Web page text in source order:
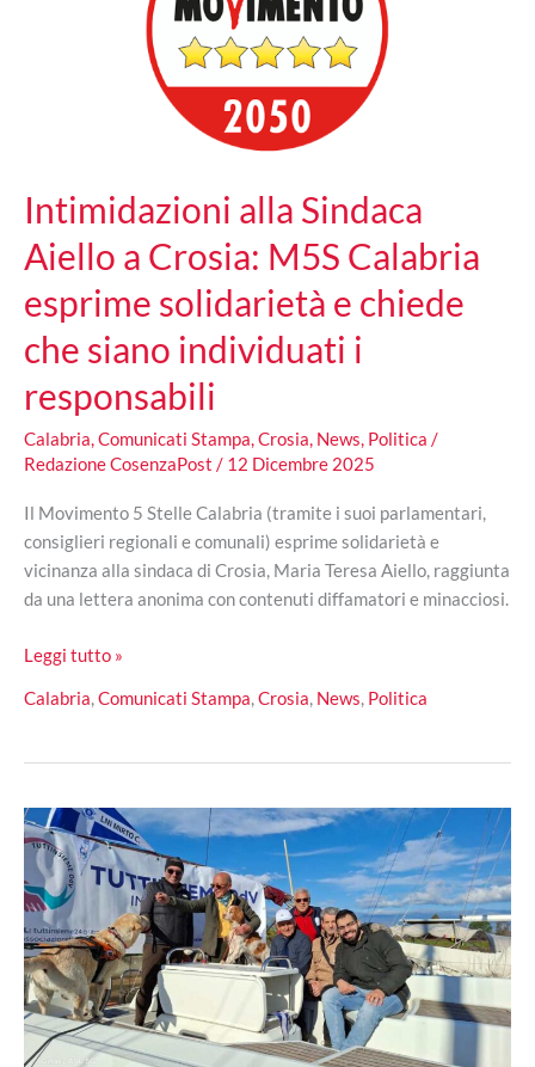
Intimidazioni alla Sindaca
Aiello a Crosia: M5S Calabria
esprime solidarietà e chiede
che siano individuati i
responsabili
Calabria,Comunicati Stampa,Crosia, News, Politica /
Redazione CosenzaPost / 12 Dicembre 2025
Il Movimento 5 Stelle Calabria (tramite i suoi parlamentari,
consiglieri regionali e comunali) esprime solidarietà e
vicinanza alla sindaca di Crosia, Maria Teresa Aiello, raggiunta
da una lettera anonima con contenuti diffamatori e minacciosi.
Intimidazioni
Sindaca
a
M5S
Calabria
esprime
solidarietà
e
chiede
che
siano
individuati
Leggi tutto »
Calabria,Comunicati Stampa,Crosia, News, Politica